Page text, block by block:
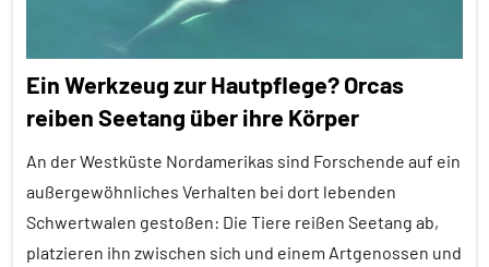
Ein Werkzeug zur Hautpflege? Orcas
reiben Seetang über ihre Körper
An der Westküste Nordamerikas sind Forschende auf ein
außergewöhnliches Verhalten bei dort lebenden
Schwertwalen gestoßen: Die Tiere reißen Seetang ab,
platzieren ihn zwischen sich und einem Artgenossen und